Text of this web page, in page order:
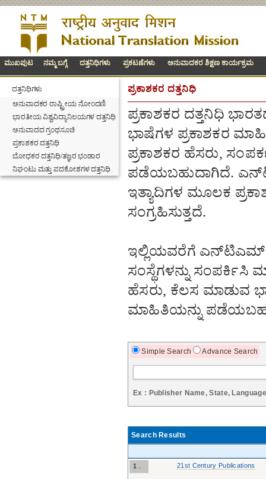
ಮುಖಪುಟ ನಮ್ಮ ಬಗ್ಗೆ ದತ್ತನಿಧಿಗಳು ಪ್ರಕಟಣೆಗಳು ಅನುವಾದಕರ ಶಿಕ್ಷಣ ಕಾರ್ಯಕ್ರಮ
ದತ್ತನಿಧಿಗಳು
ಅನುವಾದಕರ ರಾಷ್ಟ್ರೀಯ ನೋಂದಣಿ
ಭಾರತೀಯ ವಿಶ್ವವಿದ್ಯಾನಿಲಯಗಳ ದತ್ತನಿಧಿ
ಅನುವಾದದ ಗ್ರಂಥಸೂಚಿ
ಪ್ರಕಾಶಕರ ದತ್ತನಿಧಿ
ಬೋಧಕರ ದತ್ತನಿಧಿ/ತಜ್ಞರ ಭಂಡಾರ
ನಿಘಂಟು ಮತ್ತು ಪದಕೋಶಗಳ ದತ್ತನಿಧಿ
ಪ್ರಕಾಶಕರ ದತ್ತನಿಧಿ
ಪ್ರಕಾಶಕರ ದತ್ತನಿಧಿ
ಭಾಷೆಗಳ ಪ್ರಕಾಶಕರ
ಪ್ರಕಾಶಕರ ಹೆಸರು,
ಪಡೆಯಬಹುದಾಗಿದೆ.
ಇತ್ಯಾದಿಗಳ ಮೂಲಕ
ಸಂಗ್ರಹಿಸುತ್ತದೆ.
ಇಲ್ಲಿಯವರೆಗೆ ಎನ್‌ಟಿಎಮ್‌
ಸಂಸ್ಥೆಗಳನ್ನು ಸಂಪರ್ಕಿಸಿ
ಹೆಸರು, ಕೆಲಸ ಮಾಡುವ
ಮಾಹಿತಿಯನ್ನು
Simple Search Advance Search
Ex : Publisher Name, State, Language
Search Results
1 . 21st Century Publications